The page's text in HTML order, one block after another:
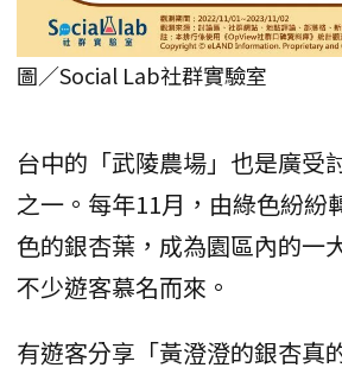
圖／Social Lab社群實驗室
台中的「武陵農場」也是廣受
之一。每年11月，由綠色紛紛
色的銀杏葉，成為園區內的一
不少遊客慕名而來。
有遊客分享「黃澄澄的銀杏真